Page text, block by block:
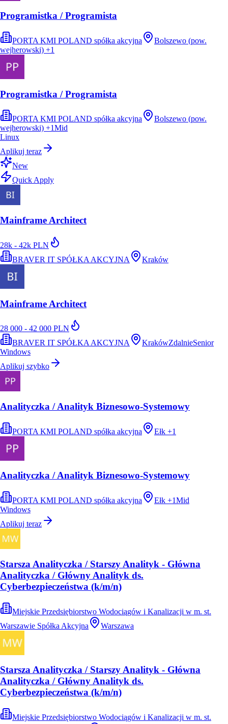
Programistka / Programista
PORTA KMI POLAND spółka akcyjna
Bolszewo (pow.
wejherowski) +1
Programistka / Programista
PORTA KMI POLAND spółka akcyjna
Bolszewo (pow.
wejherowski) +1Mid
Linux
Aplikuj teraz
New
Quick Apply
Mainframe Architect
28k - 42k PLN
BRAVER IT SPÓŁKA AKCYJNA
Kraków
Mainframe Architect
28 000 - 42 000 PLN
BRAVER IT SPÓŁKA AKCYJNA
KrakówZdalnieSenior
Windows
Aplikuj szybko
Analityczka / Analityk Biznesowo-Systemowy
PORTA KMI POLAND spółka akcyjna Ełk +1
Analityczka / Analityk Biznesowo-Systemowy
PORTA KMI POLAND spółka akcyjna Ełk +1Mid
Windows
Aplikuj teraz
Starsza Analityczka / Starszy Analityk - Główna
Analityczka / Główny Analityk ds.
Cyberbezpieczeństwa (k/m/n)
Miejskie Przedsiębiorstwo Wodociągów i Kanalizacji w m. st.
Warszawie Spółka Akcyjna
Warszawa
Starsza Analityczka / Starszy Analityk - Główna
Analityczka / Główny Analityk ds.
Cyberbezpieczeństwa (k/m/n)
Miejskie Przedsiębiorstwo Wodociągów i Kanalizacji w m. st.